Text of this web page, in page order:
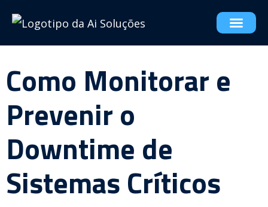
Como Monitorar e
Prevenir o
Downtime de
Sistemas Críticos